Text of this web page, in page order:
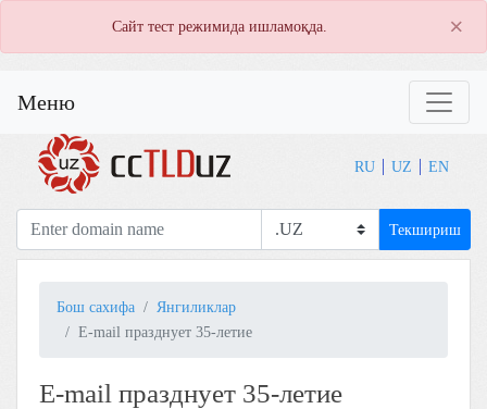
Сайт тест режимида ишламоқда. ×
Меню
RU UZ EN
Текшириш
Бош сахифа
Янгиликлар
E-mail празднует 35-летие
E-mail празднует 35-летие